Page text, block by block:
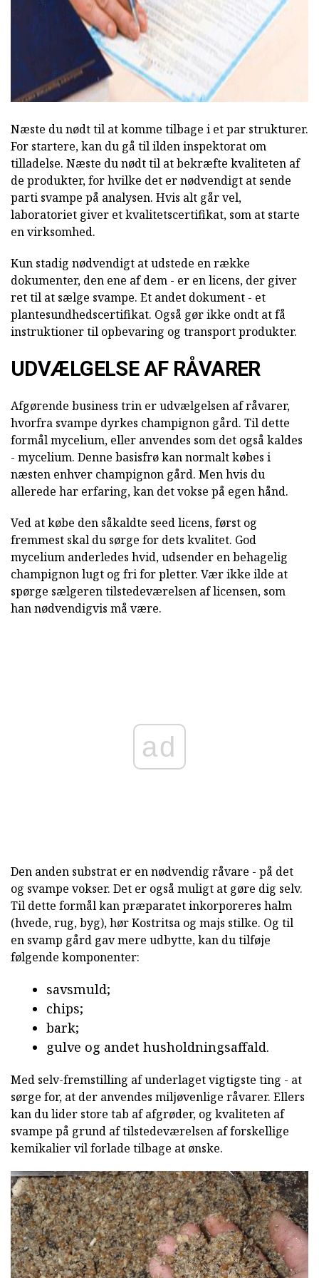
Næste du nødt til at komme tilbage i et par strukturer.
For startere, kan du gå til ilden inspektorat om
tilladelse. Næste du nødt til at bekræfte kvaliteten af
de produkter, for hvilke det er nødvendigt at sende
parti svampe på analysen. Hvis alt går vel,
laboratoriet giver et kvalitetscertifikat, som at starte
en virksomhed.
Kun stadig nødvendigt at udstede en række
dokumenter, den ene af dem - er en licens, der giver
ret til at sælge svampe. Et andet dokument - et
plantesundhedscertifikat. Også gør ikke ondt at få
instruktioner til opbevaring og transport produkter.
UDVÆLGELSE AF RÅVARER
Afgørende business trin er udvælgelsen af råvarer,
hvorfra svampe dyrkes champignon gård. Til dette
formål mycelium, eller anvendes som det også kaldes
- mycelium. Denne basisfrø kan normalt købes i
næsten enhver champignon gård. Men hvis du
allerede har erfaring, kan det vokse på egen hånd.
Ved at købe den såkaldte seed licens, først og
fremmest skal du sørge for dets kvalitet. God
mycelium anderledes hvid, udsender en behagelig
champignon lugt og fri for pletter. Vær ikke ilde at
spørge sælgeren tilstedeværelsen af licensen, som
han nødvendigvis må være.
ad
Den anden substrat er en nødvendig råvare - på det
og svampe vokser. Det er også muligt at gøre dig selv.
Til dette formål kan præparatet inkorporeres halm
(hvede, rug, byg), hør Kostritsa og majs stilke. Og til
en svamp gård gav mere udbytte, kan du tilføje
følgende komponenter:
savsmuld;
chips;
bark;
gulve og andet husholdningsaffald.
Med selv-fremstilling af underlaget vigtigste ting - at
sørge for, at der anvendes miljøvenlige råvarer. Ellers
kan du lider store tab af afgrøder, og kvaliteten af
svampe på grund af tilstedeværelsen af forskellige
kemikalier vil forlade tilbage at ønske.